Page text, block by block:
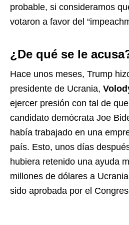
probable, si consideramos
votaron a favor del
¿De qué se le
Hace unos meses, Trump
presidente de Ucrania,
ejercer presión con tal de
candidato demócrata Joe
había trabajado en una
país. Esto, unos días
hubiera retenido una ayuda
millones de dólares a
sido aprobada por el